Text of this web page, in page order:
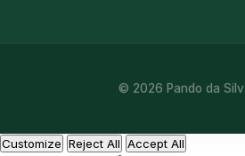
© 2026 Pando da
Customize Reject All Accept All